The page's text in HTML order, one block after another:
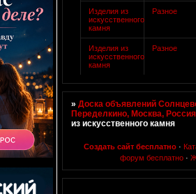
Изделия из
искусственного
камня
Разное
Изделия из
искусственного
камня
Разное
»Доска объявлений
Переделкино, Москва, Россия
из искусственного камня
Создать сайт бесплатно ·
форум бесплатно ·